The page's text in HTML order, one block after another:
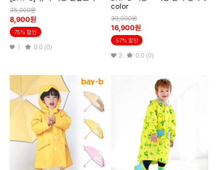
35,000원
8,900원
75% 할인
1 0.0 (0)
color
39,000원
16,900원
57% 할인
2 0.0 (0)